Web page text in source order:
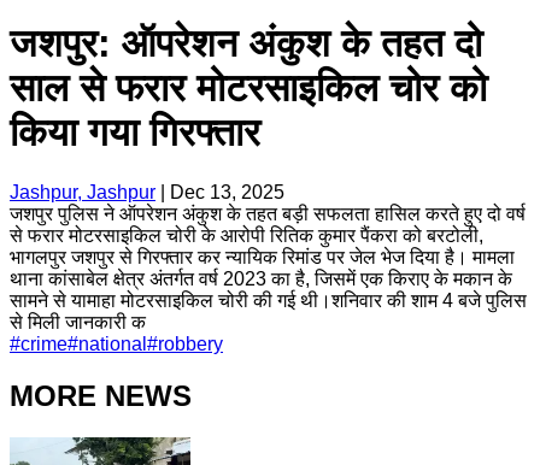
जशपुर: ऑपरेशन अंकुश के तहत दो
साल से फरार मोटरसाइकिल चोर को
किया गया गिरफ्तार
Jashpur, Jashpur
Dec 13, 2025
जशपुर पुलिस ने ऑपरेशन अंकुश के तहत बड़ी सफलता हासिल करते हुए दो वर्ष
से फरार मोटरसाइकिल चोरी के आरोपी रितिक कुमार पैंकरा को बरटोली,
भागलपुर जशपुर से गिरफ्तार कर न्यायिक रिमांड पर जेल भेज दिया है। मामला
थाना कांसाबेल क्षेत्र अंतर्गत वर्ष 2023 का है, जिसमें एक किराए के मकान के
सामने से यामाहा मोटरसाइकिल चोरी की गई थी।शनिवार की शाम 4 बजे पुलिस
से मिली जानकारी क
#crime#national #robbery
MORE NEWS